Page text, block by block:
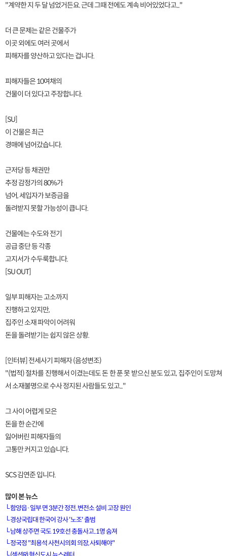
"계약한 지 두 달 넘었거든요. 근데 그때 전에도 계속 비어있었다고..."
더 큰 문제는 같은 건물주가
이곳 외에도 여러 곳에서
피해자를 양산하고 있다는 겁니다.
피해자들은 10여채의
건물이 더 있다고 주장합니다.
[SU]
이 건물은 최근
경매에 넘어갔습니다.
근저당 등 채권만
추정 감정가의 80%가
넘어, 세입자가 보증금을
돌려받지 못할 가능성이 큽니다.
건물에는 수도와 전기
공급 중단 등 각종
고지서가 수두룩합니다.
[SU OUT]
일부 피해자는 고소까지
진행하고 있지만,
집주인 소재 파악이 어려워
돈을 돌려받기는 쉽지 않은 상황.
[인터뷰] 전세사기 피해자 (음성변조)
"(법적) 절차를 진행해서 이겼는데도 돈 한 푼 못 받으신 분도 있고, 집주인이 도망쳐
서 소재불명으로 수사 정지된 사람들도 있고..."
그 사이 어렵게 모은
돈을 한 순간에
잃어버린 피해자들의
고통만 커지고 있습니다.
SCS 김연준 입니다.
많이 본 뉴스
└함양읍·일부 면 3분간 정전..변전소 설비 고장 원인
└경상국립대 한국어 강사 '노조' 출범
└남해 상주면 국도 19호선 충돌사고..1명 숨져
└정국정 "최용석 사천시의회 의장, 사퇴해야"